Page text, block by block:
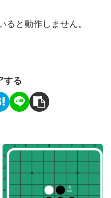
と動作しません。
する